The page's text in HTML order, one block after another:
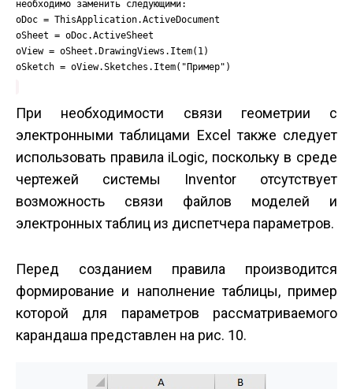
необходимо заменить следующими:
oDoc = ThisApplication.ActiveDocument
oSheet = oDoc.ActiveSheet
oView = oSheet.DrawingViews.Item(1)
oSketch = oView.Sketches.Item("Пример")
При необходимости связи геометрии с
электронными таблицами Excel также следует
использовать правила iLogic, поскольку в среде
чертежей системы Inventor отсутствует
возможность связи файлов моделей и
электронных таблиц из диспетчера параметров.
Перед созданием правила производится
формирование и наполнение таблицы, пример
которой для параметров рассматриваемого
карандаша представлен на рис. 10.